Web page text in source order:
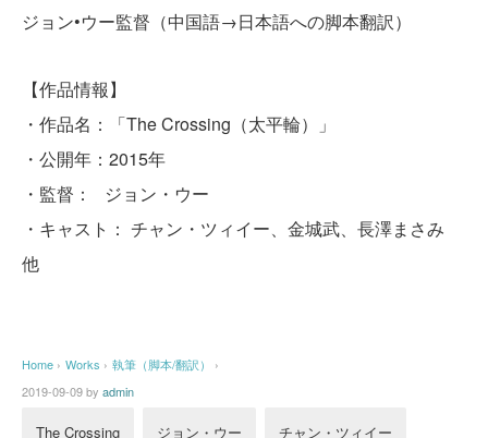
ジョン•ウー監督（中国語→日本語への脚本翻訳）
【作品情報】
・作品名：「The Crossing（太平輪）」
・公開年：2015年
・監督： ジョン・ウー
・キャスト： チャン・ツィイー、金城武、長澤まさみ
他
Home › Works › 執筆（脚本/翻訳）
›
2019-09-09byadmin
The Crossing ジョン・ウー チャン・ツィイー